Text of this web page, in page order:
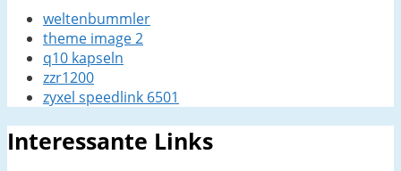
weltenbummler
theme image 2
q10 kapseln
zzr1200
zyxel speedlink 6501
Interessante Links